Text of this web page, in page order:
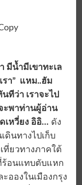
มีน้ำมีเขาทะเล
รา” แหม..ฮัม
ทีว่า เราจะไป
ะพาท่านผู้อ่าน
เหวี่ยง อิอิ… ดัง
ดินทางไปเก็บ
ที่ยวทางภาคใต้
ร้อนแทบตับแหก
อองในเมืองกรุง